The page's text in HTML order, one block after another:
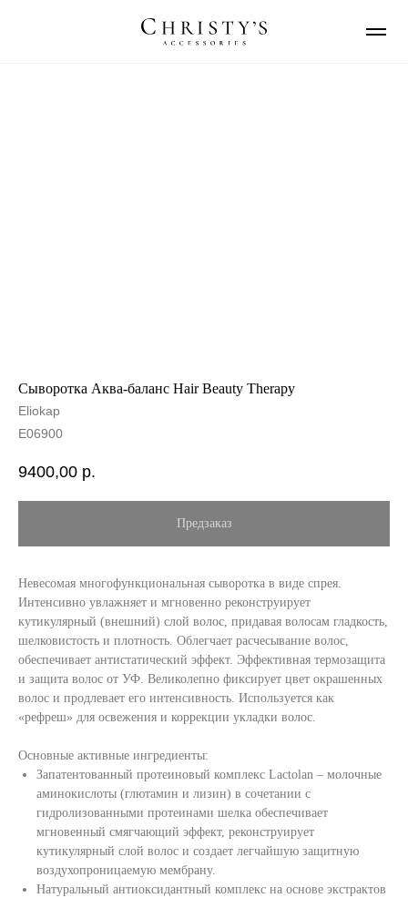
Сыворотка Аква-баланс Hair Beauty Therapy
Eliokap
E06900
9400,00 р.
Невесомая многофункциональная сыворотка в виде спрея.
Интенсивно увлажняет и мгновенно реконструирует
кутикулярный (внешний) слой волос, придавая волосам гладкость,
шелковистость и плотность. Облегчает расчесывание волос,
обеспечивает антистатический эффект. Эффективная термозащита
и защита волос от УФ. Великолепно фиксирует цвет окрашенных
волос и продлевает его интенсивность. Используется как
«рефреш» для освежения и коррекции укладки волос.
Основные активные ингредиенты:
Запатентованный протеиновый комплекс Lactolan – молочные
аминокислоты (глютамин и лизин) в сочетании с
гидролизованными протеинами шелка обеспечивает
мгновенный смягчающий эффект, реконструирует
кутикулярный слой волос и создает легчайшую защитную
воздухопроницаемую мембрану.
Натуральный антиоксидантный комплекс на основе экстрактов